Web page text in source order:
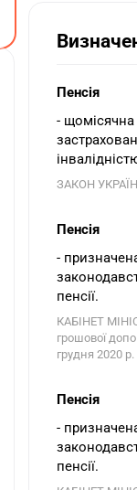
Пенсія
- щомісячна
ЗАКОН
Пенсія
-
пенсії.
КАБІНЕТ
грошової
грудня 2020 р.
Пенсія
-
пенсії.